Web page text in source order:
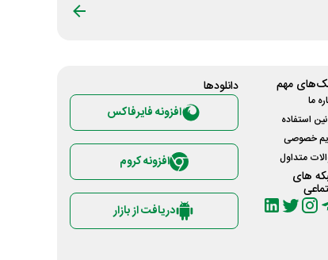
مهم
ما
استفاده
خصوصی
متداول
های
دانلود‌ها
افزونه فایرفاکس
افزونه کروم
دریافت از بازار